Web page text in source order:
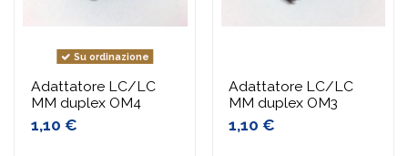
Su ordinazione
Adattatore LC/LC
MM duplex OM4
1,10 €
Adattatore LC/LC
MM duplex OM3
1,10 €